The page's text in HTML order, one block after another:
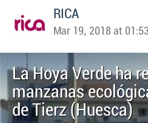
RICA
Mar 19, 2018 at
La Hoya Verde ha
manzanas
de Tierz (Huesca)